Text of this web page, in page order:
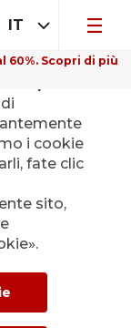
IT
Scopri di più
di
i cookie
fate clic
sito,